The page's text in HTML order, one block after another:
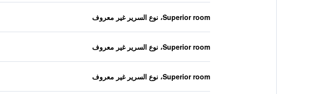
Superior room، نوع السرير غير معروف
Superior room، نوع السرير غير معروف
Superior room، نوع السرير غير معروف